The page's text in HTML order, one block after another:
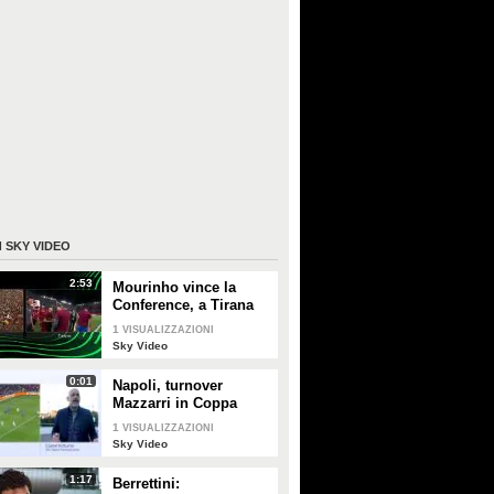
SKY VIDEO
2:53
Mourinho vince la
Conference, a Tirana
risuona "Grazie Roma"
1 VISUALIZZAZIONI
Sky Video
0:01
Napoli, turnover
Mazzarri in Coppa
Italia contro Frosinone
1 VISUALIZZAZIONI
Sky Video
1:17
Berrettini: